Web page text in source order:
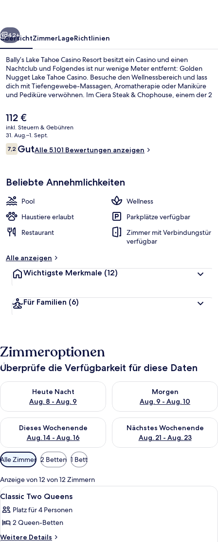
Weiter
42+
ÜbersichtZimmerLageRichtlinien
Bally’s Lake Tahoe Casino Resort besitzt ein Casino und einen
Nachtclub und Folgendes ist nur wenige Meter entfernt: Golden
Nugget Lake Tahoe Casino. Besuche den Wellnessbereich und lass
dich mit Tiefengewebe-Massagen, Aromatherapie oder Maniküre
und Pediküre verwöhnen. Im Ciera Steak & Chophouse, einem der 2
Weitere Highlights sind 4 Bars/Lounges, ein Innenpool und ein
Fitnesscenter. Andere Reisende lieben die Lage und die
Einkaufsmöglichkeiten.
Der
aktuelle
Preis
beträgt
112 €.
112 €
inkl. Steuern & Gebühren
31. Aug.–1. Sept.
Bewertungen
7,27,2 von 10.
GutAlle 5.101 Bewertungen anzeigen
Beliebte Annehmlichkeiten
Pool
Wellness
Haustiere erlaubt
Parkplätze verfügbar
Restaurant
Zimmer mit Verbindungstür
verfügbar
Alle anzeigen
Wichtigste Merkmale (12)
Für Familien (6)
Zimmeroptionen
Überprüfe die Verfügbarkeit für diese Daten
Heute Nacht
Aug. 8 - Aug. 9
Überprüfe die Verfügbarkeit für heute Nacht, Aug. 8 - Aug. 9.
Morgen
Aug. 9 - Aug. 10
Überprüfe die Verfügbarkeit
Dieses Wochenende
Aug. 14 - Aug. 16
Überprüfe die Verfügbarkeit für dieses Wochenende, Aug. 14
Nächstes Wochenende
Aug. 21 - Aug. 23
Überprüfe die Verfügbarkeit
Verfügbare
Filter
für
Zimmer
Alle Zimmer 2 Betten 1 Bett
Anzeige von 12 von 12 Zimmern
Alle
Fotos
für
Classic
Two
Ein Hotelzimmer mit zwei Betten,
1
Classic Two Queens
Platz für 4 Personen
2 Queen-Betten
Weitere Details
Weitere